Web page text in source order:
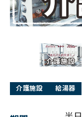
介護施設 給湯器